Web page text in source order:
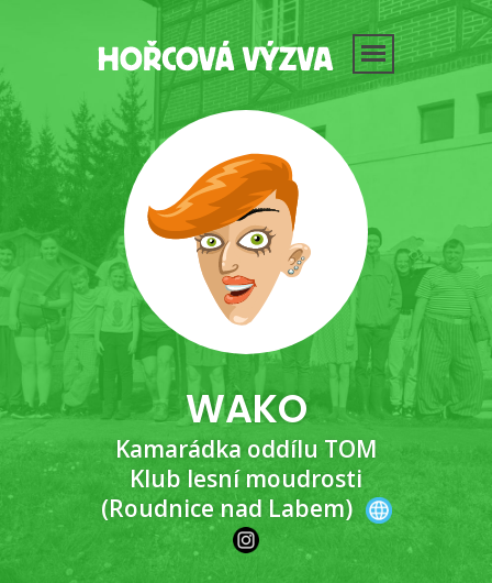
WAKO
Kamarádka oddílu TOM
Klub lesní moudrosti
(Roudnice nad Labem)